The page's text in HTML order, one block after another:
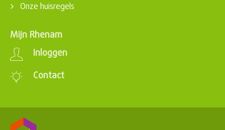
Onze huisregels
Mijn Rhenam
Inloggen
Contact